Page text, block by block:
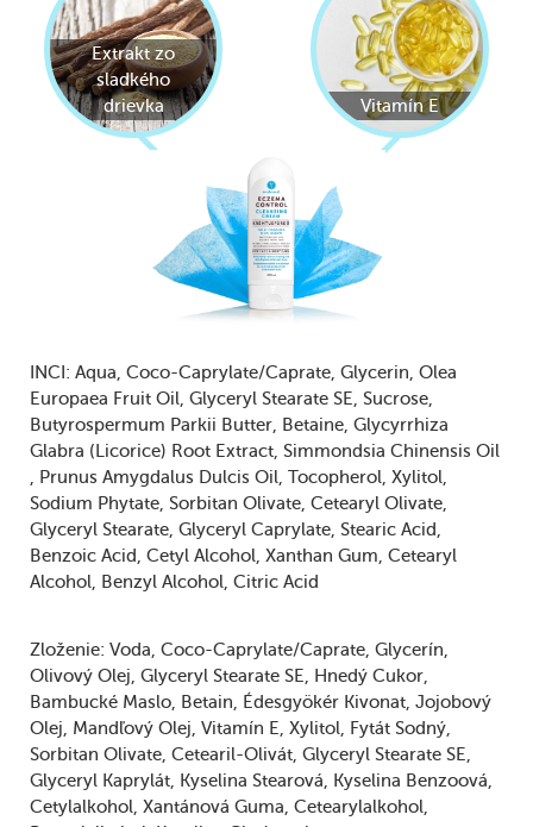
Extrakt zo
sladkého
drievka
Vitamín E
INCI: Aqua Coco-Caprylate/Caprate Glycerin Olea
Europaea Fruit Oil Glyceryl Stearate SE Sucrose
Butyrospermum Parkii Butter Betaine Glycyrrhiza
Glabra (Licorice) Root Extract Simmondsia Chinensis Oil
Prunus Amygdalus Dulcis Oil Tocopherol Xylitol
Sodium Phytate Sorbitan Olivate Cetearyl Olivate
Glyceryl Stearate Glyceryl Caprylate Stearic Acid
Benzoic Acid Cetyl Alcohol Xanthan Gum Cetearyl
Alcohol Benzyl Alcohol Citric Acid
Zloženie: Voda Coco-Caprylate/caprate Glycerín
Olivový Olej Glyceryl Stearate SE Hnedý Cukor
Bambucké Maslo Betain Édesgyökér Kivonat Jojobový
Olej Mandľový Olej Vitamín E Xylitol Fytát Sodný
Sorbitan Olivate Cetearil-Olivát Glyceryl Stearate SE
Glyceryl Kaprylát Kyselina Stearová Kyselina Benzoová
Cetylalkohol Xantánová Guma Cetearylalkohol